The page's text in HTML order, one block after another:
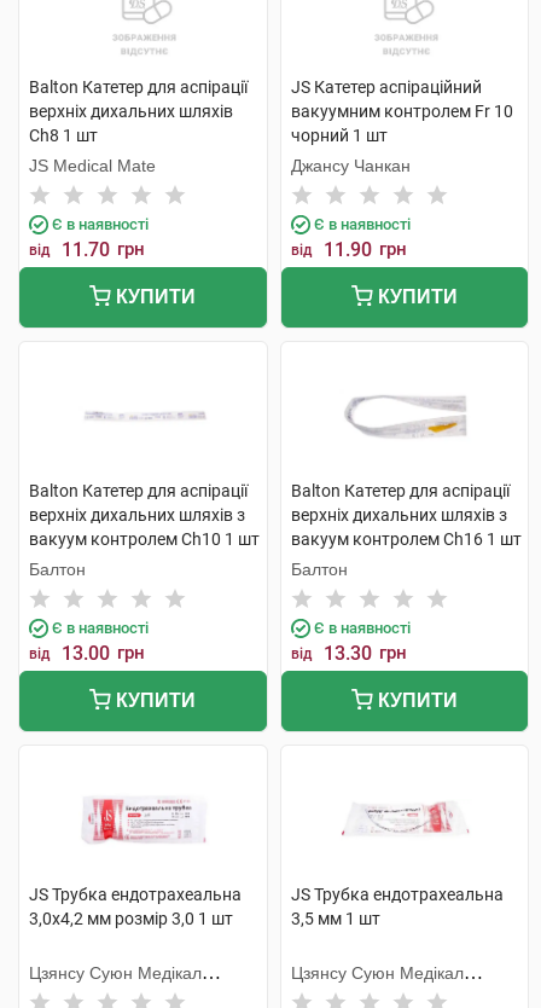
Balton Катетер для аспірації
верхніх дихальних шляхів
Ch8 1 шт
JS Medical Mate
Є в наявності
від 11.70 грн
КУПИТИ
JS Катетер аспіраційний
вакуумним контролем Fr 10
чорний 1 шт
Джансу Чанкан
Є в наявності
від 11.90 грн
КУПИТИ
Balton Катетер для аспірації
верхніх дихальних шляхів з
вакуум контролем Ch10 1 шт
Балтон
Є в наявності
від 13.00 грн
КУПИТИ
Balton Катетер для аспірації
верхніх дихальних шляхів з
вакуум контролем Ch16 1 шт
Балтон
Є в наявності
від 13.30 грн
КУПИТИ
JS Трубка ендотрахеальна
3,0х4,2 мм розмір 3,0 1 шт
Цзянсу Суюн Медікал
Метіріалс
JS Трубка ендотрахеальна
3,5 мм 1 шт
Цзянсу Суюн Медікал
Метіріалс